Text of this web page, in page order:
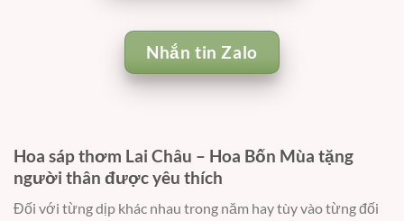
Nhắn tin Zalo
Hoa sáp thơm Lai Châu – Hoa Bốn Mùa tặng
người thân được yêu thích
Đối với từng dịp khác nhau trong năm hay tùy vào từng đối